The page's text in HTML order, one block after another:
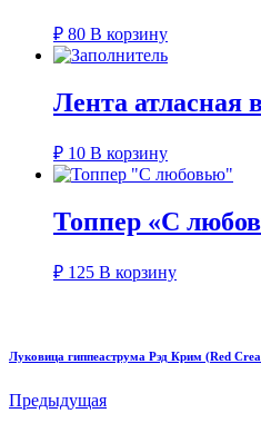
₽ 80 В корзину
Лента атласная
₽ 10 В корзину
Топпер «С
₽ 125 В корзину
Луковица гиппеаструма Рэд Крим (Red
Предыдущая